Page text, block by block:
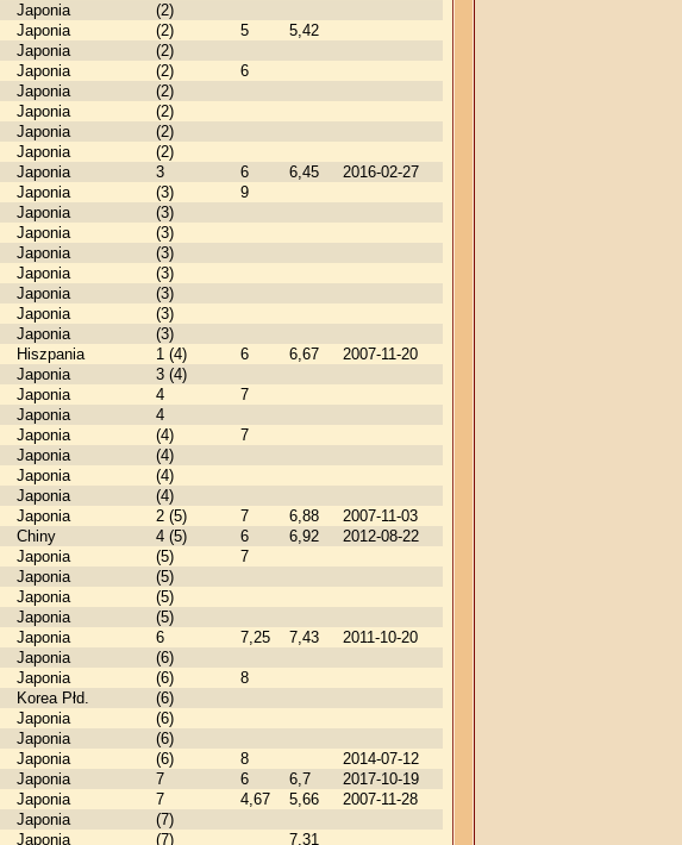
Japonia
(2)
Japonia (2) 5
5,42
Japonia
(2)
Japonia (2)
6
Japonia
(2)
Japonia
(2)
Japonia
(2)
Japonia
(2)
Japonia 3 6 6,45
2016-02-27
Japonia (3)
9
Japonia
(3)
Japonia
(3)
Japonia
(3)
Japonia
(3)
Japonia
(3)
Japonia
(3)
Japonia
(3)
Hiszpania 1 (4) 6 6,67
2007-11-20
Japonia
3 (4)
Japonia 4
7
Japonia
4
Japonia (4)
7
Japonia
(4)
Japonia
(4)
Japonia
(4)
Japonia 2 (5) 7 6,88
2007-11-03
Chiny 4 (5) 6 6,92
2012-08-22
Japonia (5)
7
Japonia
(5)
Japonia
(5)
Japonia
(5)
Japonia 6 7,25 7,43
2011-10-20
Japonia
(6)
Japonia (6)
8
Korea Płd.
(6)
Japonia
(6)
Japonia
(6)
Japonia (6) 8
2014-07-12
Japonia 7 6 6,7
2017-10-19
Japonia 7 4,67 5,66
2007-11-28
Japonia
(7)
Japonia (7) 7,31